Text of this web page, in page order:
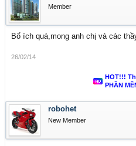
Member
Bổ ích quá,mong anh chị và các
26/02/14
HOT!!!
PHẦN
robohet
New Member